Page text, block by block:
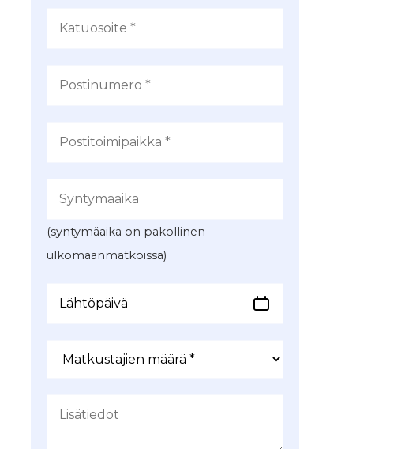
(syntymäaika on pakollinen
ulkomaanmatkoissa)